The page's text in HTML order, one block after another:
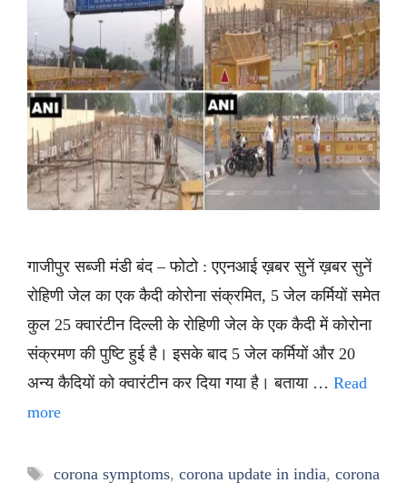
गाजीपुर सब्जी मंडी बंद – फोटो : एएनआई ख़बर सुनें ख़बर सुनें
रोहिणी जेल का एक कैदी कोरोना संक्रमित, 5 जेल कर्मियों समेत
कुल 25 क्वारंटीन दिल्ली के रोहिणी जेल के एक कैदी में कोरोना
संक्रमण की पुष्टि हुई है। इसके बाद 5 जेल कर्मियों और 20
अन्य कैदियों को क्वारंटीन कर दिया गया है। बताया … Read
more
Tags
corona symptoms, corona update in india, corona